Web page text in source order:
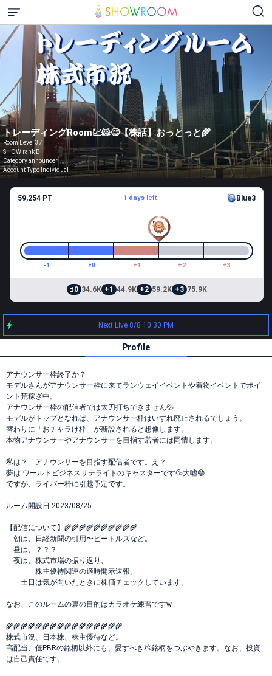
トレーディングRoom💹🐹😋【株話】おっとっと🌾
Room Level 37
SHOW rank B
Category announcer
Account Type Individual
59,254 PT 1 days left Blue3
-1 ±0 +1 +2 +3
±0 34.6K +1 44.9K +2 59.2K +3 75.9K
Next Live 8/8 10:30 PM
Profile
アナウンサー枠終了か？
モデルさんがアナウンサー枠に来てランウェイイベントや着物イベントでポイ
ント荒稼ぎ中。
アナウンサー枠の配信者では太刀打ちできません💦
モデルがトップとなれば、アナウンサー枠はいずれ廃止されるでしょう。
替わりに「おチャラけ枠」が新設されると想像します。
本物アナウンサーやアナウンサーを目指す若者には同情します。
私は？ アナウンサーを目指す配信者です。え？
夢は ワールドビジネスサテライトのキャスターです💦大嘘😅
ですが、ライバー枠に引越予定です。
ルーム開設日 2023/08/25
【配信について】🌾🌾🌾🌾🌾🌾🌾🌾🌾🌾
朝は、日経新聞の引用〜ビートルズなど。
昼は、？？？
夜は、株式市場の振り返り、
株主優待関連の適時開示速報。
土日は気が向いたときに株価チェックしています。
なお、このルームの裏の目的はカラオケ練習ですw
🌾🌾🌾🌾🌾🌾🌾🌾🌾🌾🌾🌾🌾🌾🌾🌾
株式市況、日本株、株主優待など。
高配当、低PBRの銘柄以外にも、愛すべき💩銘柄をつぶやきます。なお、投資
は自己責任です。